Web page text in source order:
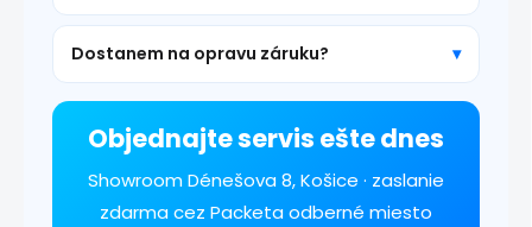
Dostanem na opravu záruku?
Objednajte servis ešte dnes
Showroom Dénešova 8, Košice · zaslanie
zdarma cez Packeta odberné miesto